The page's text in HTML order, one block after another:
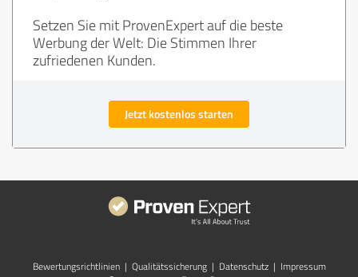
Setzen Sie mit ProvenExpert auf die beste
Werbung der Welt: Die Stimmen Ihrer
zufriedenen Kunden.
Jetzt kostenlos starten
Bewertungs­richtlinien | Qualitätssicherung | Datenschutz | Impressum